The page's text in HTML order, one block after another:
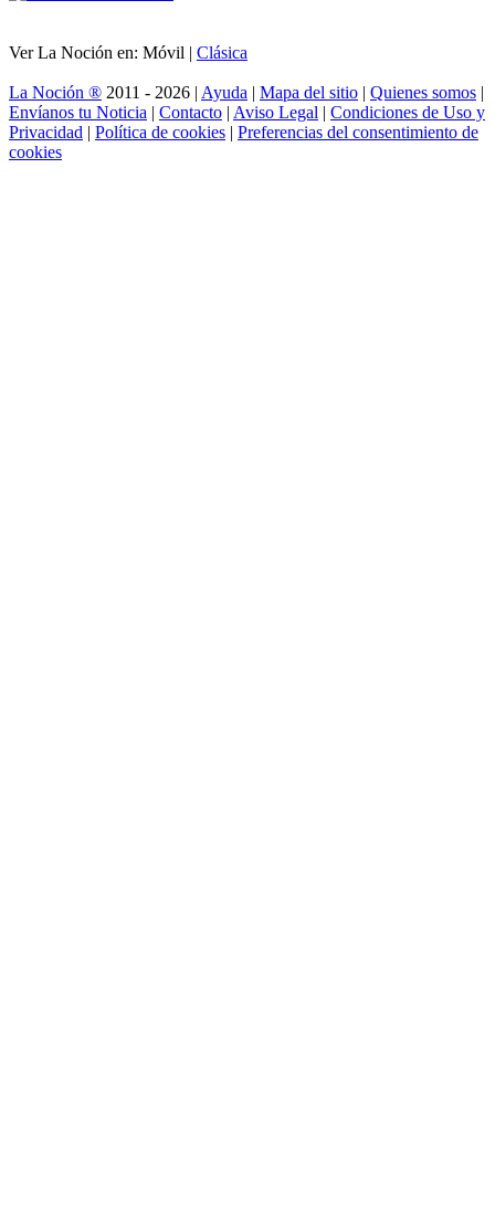
Ver La Noción en: Móvil | Clásica
La Noción ® 2011 - 2026 | Ayuda | Mapa del sitio | Quienes somos |
Envíanos tu Noticia | Contacto | Aviso Legal | Condiciones de Uso y
Privacidad | Política de cookies | Preferencias del consentimiento de
cookies